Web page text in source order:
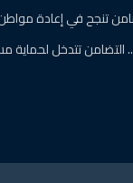
تنجح في إعادة
التضامن تتدخل لحماية